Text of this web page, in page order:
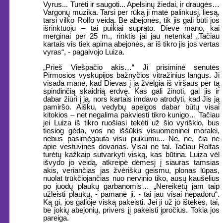
Vyrus... Turėti ir saugoti... Apelsinų žiedai, ir draugės…
Vargonų muzika. Tarsi per rūką ji matė palinkusį, liesą,
tarsi vilko Rolfo veidą. Be abejonės, tik jis gali būti jos
išrinktuoju – tai puikiai suprato. Dieve mano, kai
merginai per 25 m., rinktis jai jau netenka! „Tačiau
kartais vis tiek apima abejonės, ar iš tikro jis jos vertas
vyras“, - pagalvojo Luiza.
„Prieš Viešpačio akis…“ Ji prisiminė senutės
Pirmosios vyskupijos bažnyčios vitražinius langus. Ji
visada manė, kad Dievas į ją žvelgia iš viršaus per tą
spindinčią skaidrią erdvę. Kas gali žinoti, gal jis ir
dabar žiūri į ją, nors kartais imdavo atrodyti, kad Jis ją
pamiršo. Aišku, vedybų apeigos dabar būtų visai
kitokios – net negalima pakviesti tikro kunigo… Tačiau
jei Luiza iš tikro ruošiasi tekėti už šio vyriškio, bus
tiesiog gėda, vos ne iššūkis visuomeninei moralei,
nebus pasimėgauta visu puikumu... Ne, ne, čia ne
apie vestuvines dovanas. Visai ne tai. Tačiau Rolfas
turėtų kažkaip sutvarkyti viską, kas būtina. Luiza vėl
išvydo jo veidą, atkreipė dėmesį į siauras tamsias
akis, veriančias jas žvėrišku geismu, plonas lūpas,
nuolat trūkčiojančias nuo nervinio tiko, ausų kaušelius
po juodų plaukų garbanomis… „Nereikėtų jam taip
užleisti plaukų, - pamanė ji. - tai jau visai nepadoru“.
Ką gi, jos galioje viską pakeisti. Jei ji už jo ištekės, tai,
be jokių abejonių, privers jį pakeisti įpročius. Tokia jos
pareiga.